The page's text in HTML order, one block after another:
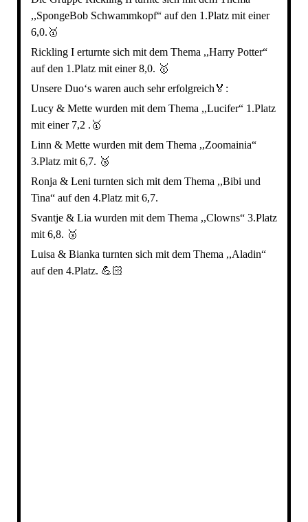
,,SpongeBob Schwammkopf“ auf den 1.Platz mit einer
6,0.🥇
Rickling I erturnte sich mit dem Thema ,,Harry Potter“
auf den 1.Platz mit einer 8,0. 🥇
Unsere Duo‘s waren auch sehr erfolgreich🏅:
Lucy & Mette wurden mit dem Thema ,,Lucifer“ 1.Platz
mit einer 7,2 .🥇
Linn & Mette wurden mit dem Thema ,,Zoomainia“
3.Platz mit 6,7. 🥉
Ronja & Leni turnten sich mit dem Thema ,,Bibi und
Tina“ auf den 4.Platz mit 6,7.
Svantje & Lia wurden mit dem Thema ,,Clowns“ 3.Platz
mit 6,8. 🥉
Luisa & Bianka turnten sich mit dem Thema ,,Aladin“
auf den 4.Platz. 💪🏻